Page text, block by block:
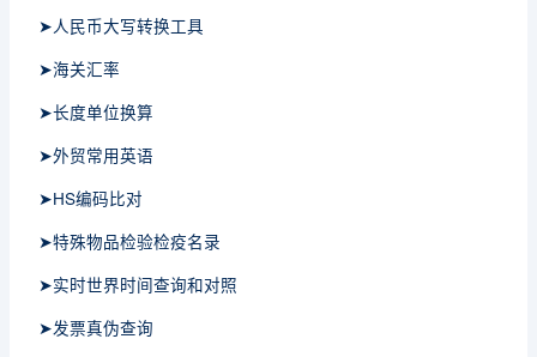
➤人民币大写转换工具
➤海关汇率
➤长度单位换算
➤外贸常用英语
➤HS编码比对
➤特殊物品检验检疫名录
➤实时世界时间查询和对照
➤发票真伪查询